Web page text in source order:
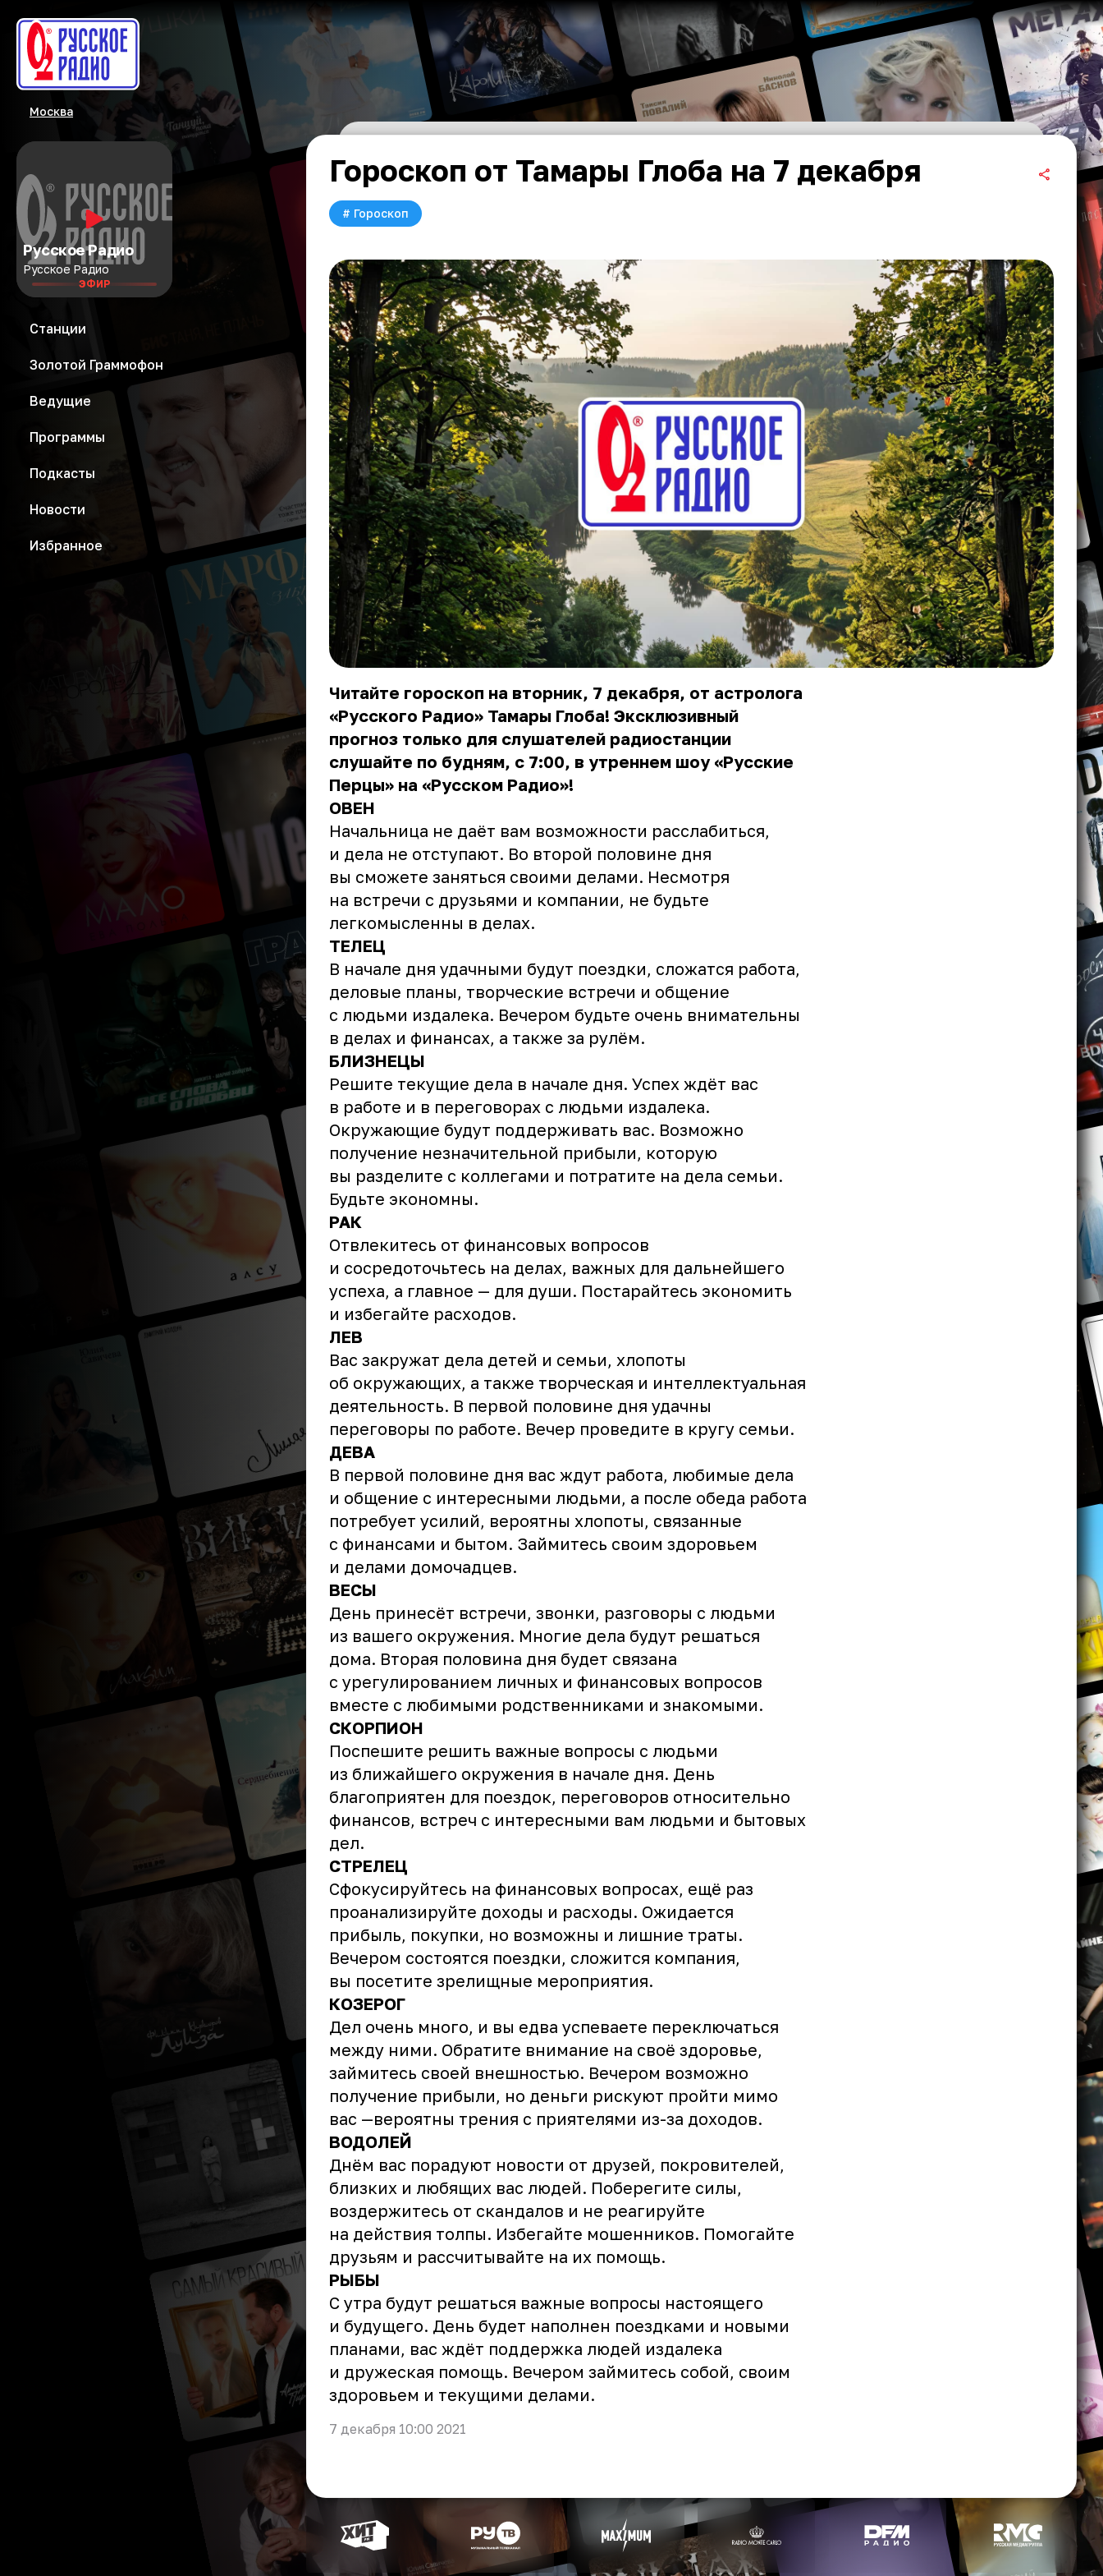
Москва
Русское Радио
Русское Радио
ЭФИР
Станции
Золотой Граммофон
Ведущие
Программы
Подкасты
Новости
Избранное
Гороскоп от Тамары Глоба на 7 декабря
# Гороскоп
Читайте гороскоп на вторник, 7 декабря, от астролога
«Русского Радио» Тамары Глоба! Эксклюзивный
прогноз только для слушателей радиостанции
слушайте по будням, с 7:00, в утреннем шоу «Русские
Перцы» на «Русском Радио»!
ОВЕН
Начальница не даёт вам возможности расслабиться,
и дела не отступают. Во второй половине дня
вы сможете заняться своими делами. Несмотря
на встречи с друзьями и компании, не будьте
легкомысленны в делах.
ТЕЛЕЦ
В начале дня удачными будут поездки, сложатся работа,
деловые планы, творческие встречи и общение
с людьми издалека. Вечером будьте очень внимательны
в делах и финансах, а также за рулём.
БЛИЗНЕЦЫ
Решите текущие дела в начале дня. Успех ждёт вас
в работе и в переговорах с людьми издалека.
Окружающие будут поддерживать вас. Возможно
получение незначительной прибыли, которую
вы разделите с коллегами и потратите на дела семьи.
Будьте экономны.
РАК
Отвлекитесь от финансовых вопросов
и сосредоточьтесь на делах, важных для дальнейшего
успеха, а главное — для души. Постарайтесь экономить
и избегайте расходов.
ЛЕВ
Вас закружат дела детей и семьи, хлопоты
об окружающих, а также творческая и интеллектуальная
деятельность. В первой половине дня удачны
переговоры по работе. Вечер проведите в кругу семьи.
ДЕВА
В первой половине дня вас ждут работа, любимые дела
и общение с интересными людьми, а после обеда работа
потребует усилий, вероятны хлопоты, связанные
с финансами и бытом. Займитесь своим здоровьем
и делами домочадцев.
ВЕСЫ
День принесёт встречи, звонки, разговоры с людьми
из вашего окружения. Многие дела будут решаться
дома. Вторая половина дня будет связана
с урегулированием личных и финансовых вопросов
вместе с любимыми родственниками и знакомыми.
СКОРПИОН
Поспешите решить важные вопросы с людьми
из ближайшего окружения в начале дня. День
благоприятен для поездок, переговоров относительно
финансов, встреч с интересными вам людьми и бытовых
дел.
СТРЕЛЕЦ
Сфокусируйтесь на финансовых вопросах, ещё раз
проанализируйте доходы и расходы. Ожидается
прибыль, покупки, но возможны и лишние траты.
Вечером состоятся поездки, сложится компания,
вы посетите зрелищные мероприятия.
КОЗЕРОГ
Дел очень много, и вы едва успеваете переключаться
между ними. Обратите внимание на своё здоровье,
займитесь своей внешностью. Вечером возможно
получение прибыли, но деньги рискуют пройти мимо
вас —вероятны трения с приятелями из-за доходов.
ВОДОЛЕЙ
Днём вас порадуют новости от друзей, покровителей,
близких и любящих вас людей. Поберегите силы,
воздержитесь от скандалов и не реагируйте
на действия толпы. Избегайте мошенников. Помогайте
друзьям и рассчитывайте на их помощь.
РЫБЫ
С утра будут решаться важные вопросы настоящего
и будущего. День будет наполнен поездками и новыми
планами, вас ждёт поддержка людей издалека
и дружеская помощь. Вечером займитесь собой, своим
здоровьем и текущими делами.
7 декабря 10:00 2021